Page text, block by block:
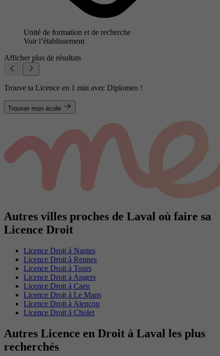
Unité de formation et de recherche
Voir l’établissement
Afficher plus de résultats
Trouve ta Licence en 1 min avec Diplomeo !
Trouver mon école
Autres villes proches de Laval où faire sa
Licence Droit
Licence Droit à Nantes
Licence Droit à Rennes
Licence Droit à Tours
Licence Droit à Angers
Licence Droit à Caen
Licence Droit à Le Mans
Licence Droit à Alençon
Licence Droit à Cholet
Autres Licence en Droit à Laval les plus
recherchés